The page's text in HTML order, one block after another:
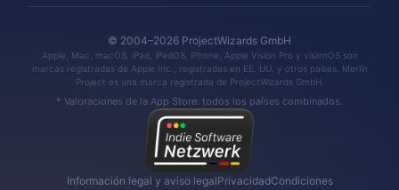
© 2004–2026 ProjectWizards GmbH
Apple, Mac, macOS, iPad, iPadOS, iPhone, Apple Vision Pro y visionOS son
marcas registradas de Apple Inc., registradas en EE. UU. y otros países. Merlin
Project es una marca registrada de ProjectWizards GmbH.
* Valoraciones de la App Store: todos los países combinados.
Información legal y aviso legalPrivacidadCondiciones